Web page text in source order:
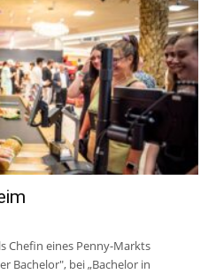
Chefin eines Penny-Markts
Bachelor", bei „Bachelor in